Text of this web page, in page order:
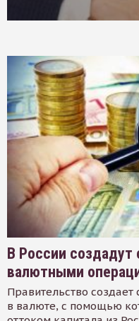
В России создадут
валютными
Правительство
в валюте, с помощью